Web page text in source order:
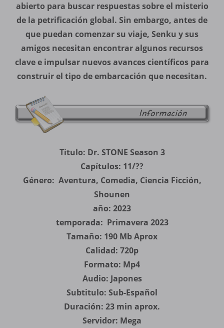
abierto para buscar respuestas sobre el misterio
de la petrificación global. Sin embargo, antes de
que puedan comenzar su viaje, Senku y sus
amigos necesitan encontrar algunos recursos
clave e impulsar nuevos avances científicos para
construir el tipo de embarcación que necesitan.
Titulo: Dr. STONE Season 3
Capítulos: 11/??
Género: Aventura, Comedia, Ciencia Ficción,
Shounen
año: 2023
temporada: Primavera 2023
Tamaño: 190 Mb Aprox
Calidad: 720p
Formato: Mp4
Audio: Japones
Subtitulo: Sub-Español
Duración: 23 min aprox.
Servidor: Mega